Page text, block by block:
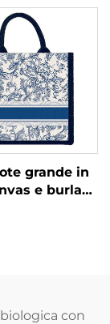
mussola con
confezione in
con logo
grande in
e burlap
con